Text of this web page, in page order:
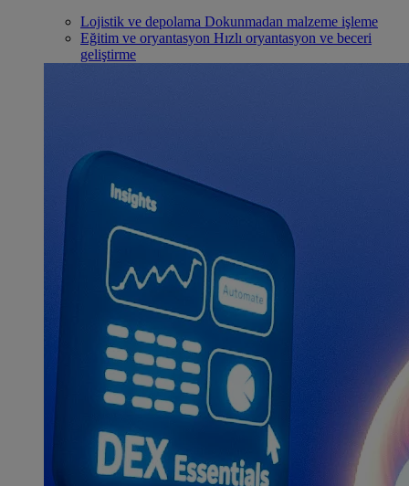
Lojistik ve depolama Dokunmadan malzeme işleme
Eğitim ve oryantasyon Hızlı oryantasyon ve beceri
geliştirme